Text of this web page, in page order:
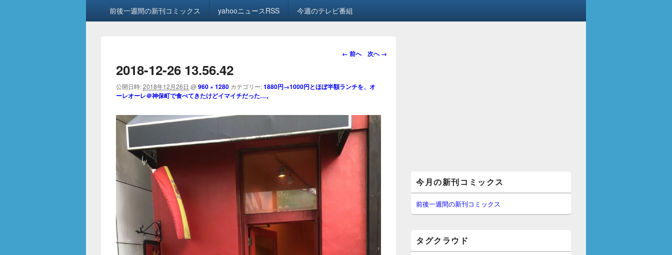
前後一週間の新刊コミックス yahooニュースRSS 今週のテレビ番組
画
ビ
シ
ョ
ン
← 前へ 次へ →
2018-12-26 13.56.42
公開日時:2018年12月26日 @960 × 1280 カテゴリー:1880円→1000円とほぼ半額ランチを、オ
ーレオーレ＠神保町で食べてきたけどイマイチだった…。
イ
ン
サ
イ
ー
今月の新刊コミックス
前後一週間の新刊コミックス
タグクラウド